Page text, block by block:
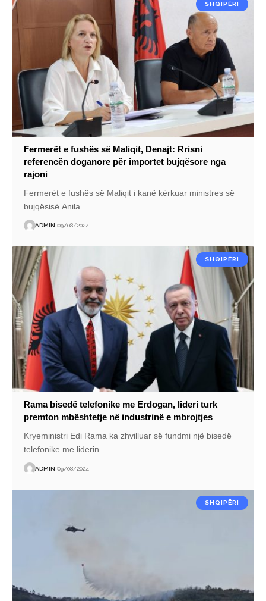
SHQIPËRI
Fermerët e fushës së Maliqit, Denajt: Rrisni
referencën doganore për importet bujqësore nga
rajoni
Fermerët e fushës së Maliqit i kanë kërkuar ministres së
bujqësisë Anila
ADMIN 09/08/2024
SHQIPËRI
Rama bisedë telefonike me Erdogan, lideri turk
premton mbështetje në industrinë e mbrojtjes
Kryeministri Edi Rama ka zhvilluar së fundmi një bisedë
telefonike me liderin
ADMIN 09/08/2024
SHQIPËRI